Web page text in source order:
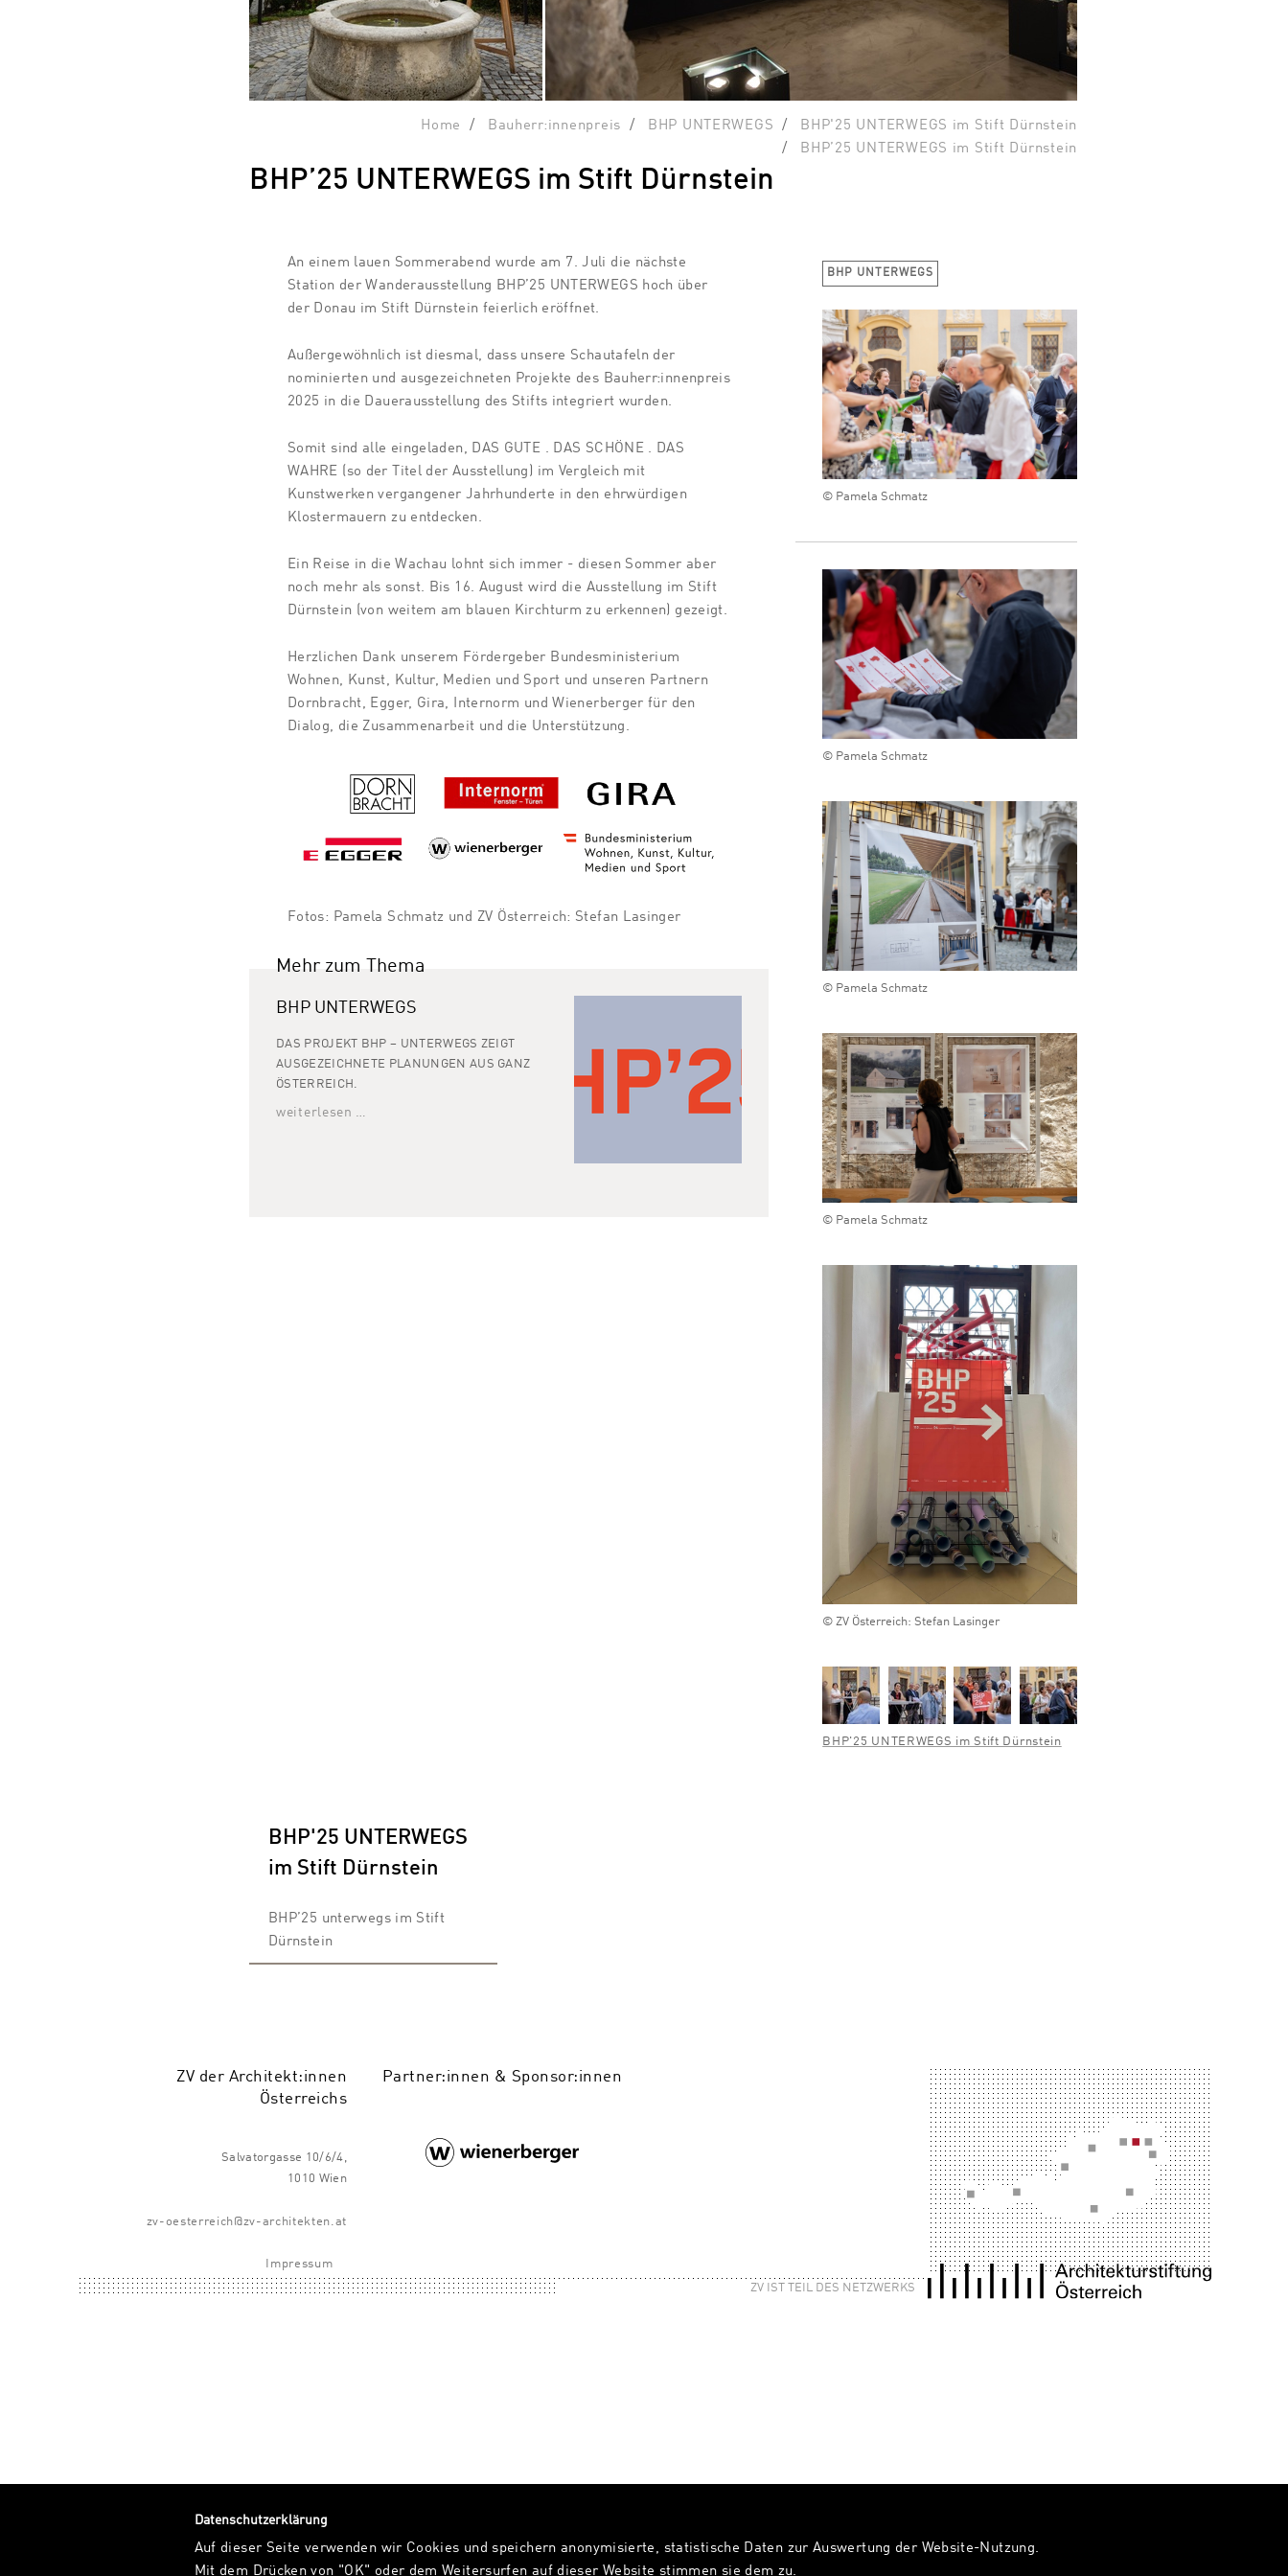
Home Bauherr:innenpreis BHP UNTERWEGS
BHP'25 UNTERWEGS im Stift Dürnstein
BHP’25 UNTERWEGS im Stift Dürnstein
BHP’25 UNTERWEGS im Stift Dürnstein
BHP UNTERWEGS
© Pamela Schmatz
An einem lauen Sommerabend wurde am 7. Juli die nächste
Station der Wanderausstellung BHP’25 UNTERWEGS hoch über
der Donau im Stift Dürnstein feierlich eröffnet.
Außergewöhnlich ist diesmal, dass unsere Schautafeln der
nominierten und ausgezeichneten Projekte des Bauherr:innenpreis
2025 in die Dauerausstellung des Stifts integriert wurden.
Somit sind alle eingeladen, DAS GUTE . DAS SCHÖNE . DAS
WAHRE (so der Titel der Ausstellung) im Vergleich mit
Kunstwerken vergangener Jahrhunderte in den ehrwürdigen
Klostermauern zu entdecken.
Ein Reise in die Wachau lohnt sich immer - diesen Sommer aber
noch mehr als sonst. Bis 16. August wird die Ausstellung im Stift
Dürnstein (von weitem am blauen Kirchturm zu erkennen) gezeigt.
Herzlichen Dank unserem Fördergeber Bundesministerium
Wohnen, Kunst, Kultur, Medien und Sport und unseren Partnern
Dornbracht, Egger, Gira, Internorm und Wienerberger für den
Dialog, die Zusammenarbeit und die Unterstützung.
Fotos: Pamela Schmatz und ZV Österreich: Stefan Lasinger
Mehr zum Thema
BHP UNTERWEGS
DAS PROJEKT BHP – UNTERWEGS ZEIGT
AUSGEZEICHNETE PLANUNGEN AUS GANZ
ÖSTERREICH.
weiterlesen …
© Pamela Schmatz
© Pamela Schmatz
© Pamela Schmatz
© ZV Österreich: Stefan Lasinger
BHP'25 UNTERWEGS im Stift Dürnstein
BHP'25 UNTERWEGS
im Stift Dürnstein
BHP’25 unterwegs im Stift
Dürnstein
ZV der Architekt:innen
Österreichs
Salvatorgasse 10/6/4,
1010 Wien
zv-oesterreich@zv-architekten.at
Partner:innen & Sponsor:innen
Impressum
ZV IST TEIL DES NETZWERKS
Datenschutzerklärung
Auf dieser Seite verwenden wir Cookies und speichern anonymisierte, statistische Daten zur Auswertung der Website-Nutzung.
Mit dem Drücken von "OK" oder dem Weitersurfen auf dieser Website stimmen sie dem zu.